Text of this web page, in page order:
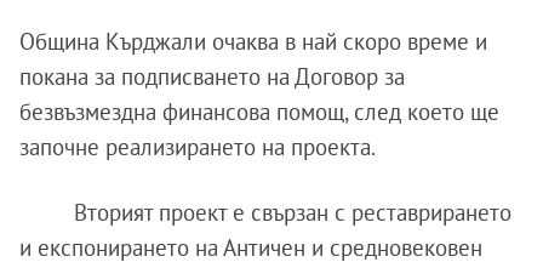
Община Кърджали очаква в най скоро време и
покана за подписването на Договор за
безвъзмездна финансова помощ, след което ще
започне реализирането на проекта.
Вторият проект е свързан с реставрирането
и експонирането на Античен и средновековен